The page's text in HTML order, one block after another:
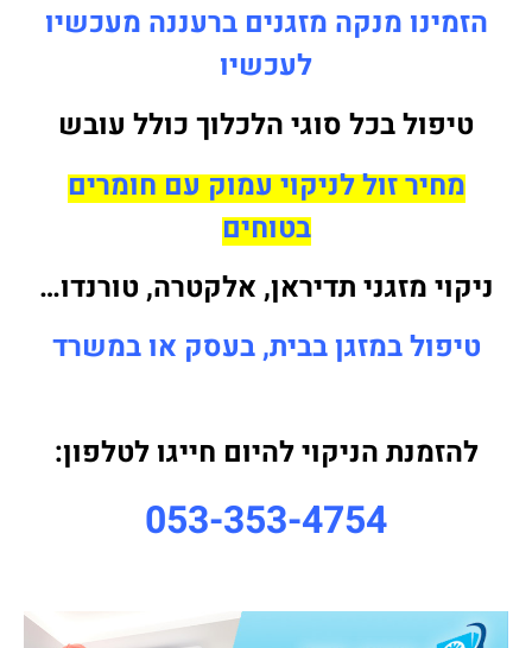
הזמינו מנקה מזגנים ברעננה מעכשיו
לעכשיו
טיפול בכל סוגי הלכלוך כולל עובש
מחיר זול לניקוי עמוק עם חומרים
בטוחים
ניקוי מזגני תדיראן, אלקטרה, טורנדו…
טיפול במזגן בבית, בעסק או במשרד
להזמנת הניקוי להיום חייגו לטלפון:
053-353-4754